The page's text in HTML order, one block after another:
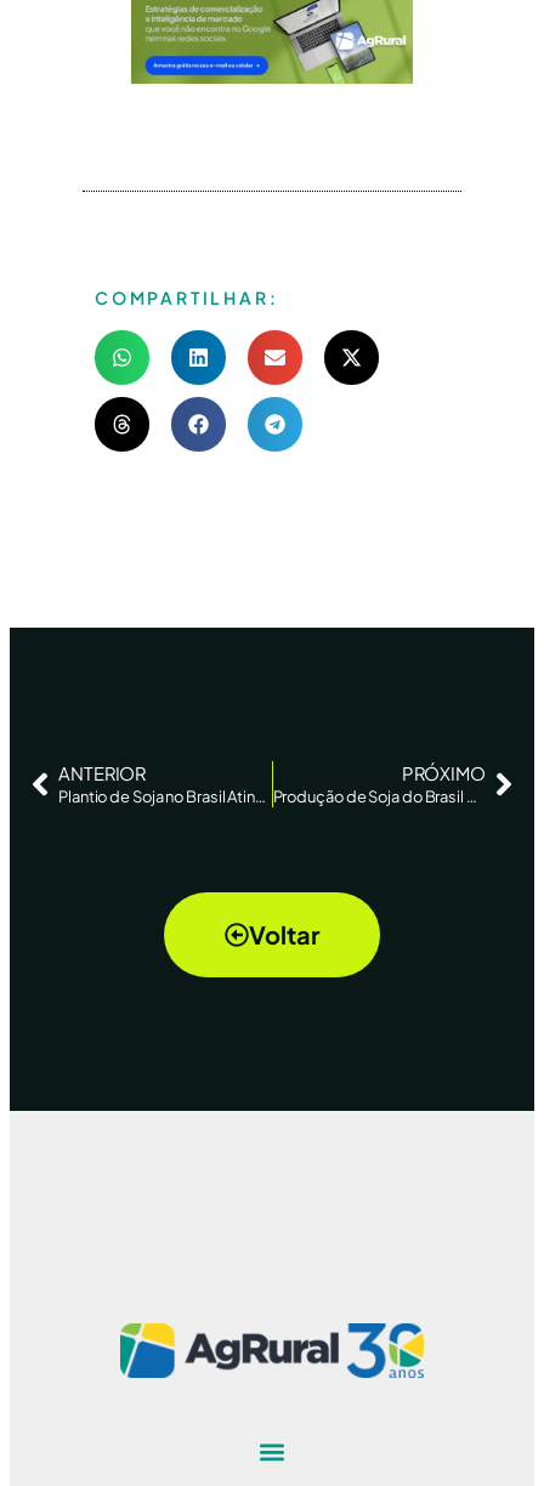
COMPARTILHAR:
ANTERIOR
Plantio de Soja no Brasil Atinge 97% no País com Chuvas Regularizadas
PRÓXIMO
Produção de Soja do Brasil Alcançará Recorde de 180,4 Milhões de Toneladas na Safra 2025/26, Estima AgRural
Voltar